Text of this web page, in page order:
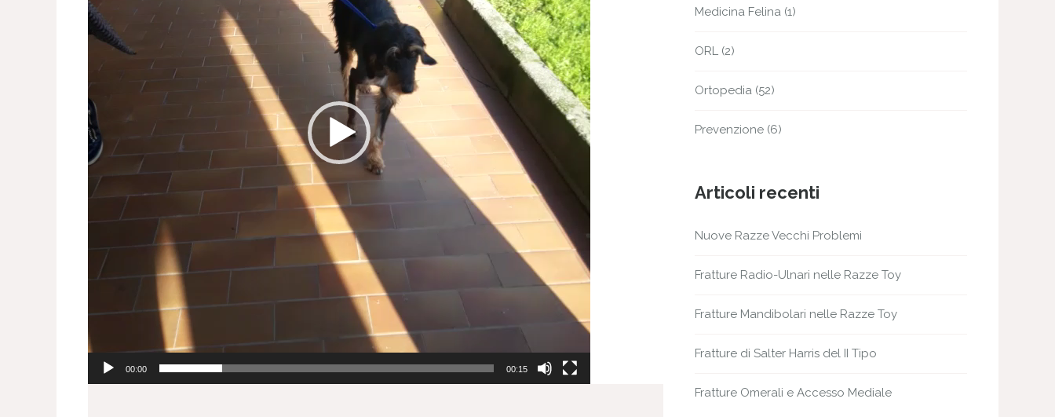
00:00 00:15
Medicina Felina (1)
ORL (2)
Ortopedia (52)
Prevenzione (6)
Articoli recenti
Nuove Razze Vecchi Problemi
Fratture Radio-Ulnari nelle Razze Toy
Fratture Mandibolari nelle Razze Toy
Fratture di Salter Harris del II Tipo
Fratture Omerali e Accesso Mediale